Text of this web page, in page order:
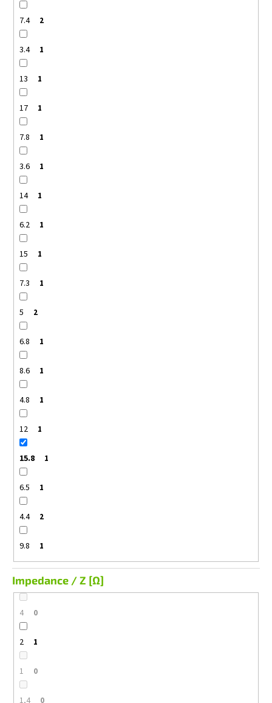
7.4 2
3.4 1
13 1
17 1
7.8 1
3.6 1
14 1
6.2 1
15 1
7.3 1
5 2
6.8 1
8.6 1
4.8 1
12 1
15.8 1
6.5 1
4.4 2
9.8 1
Impedance / Z [Ω]
4 0
2 1
1 0
1,4 0